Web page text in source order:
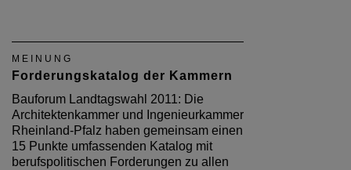
MEINUNG
Forderungskatalog der Kammern
Bauforum Landtagswahl 2011: Die
Architektenkammer und Ingenieurkammer
Rheinland-Pfalz haben gemeinsam einen
15 Punkte umfassenden Katalog mit
berufspolitischen Forderungen zu allen